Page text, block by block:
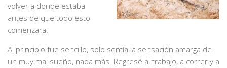
volver a donde estaba
antes de que todo esto
comenzara.
Al principio fue sencillo, solo sentía la sensación amarga de
un muy mal sueño, nada más. Regresé al trabajo, a correr y a